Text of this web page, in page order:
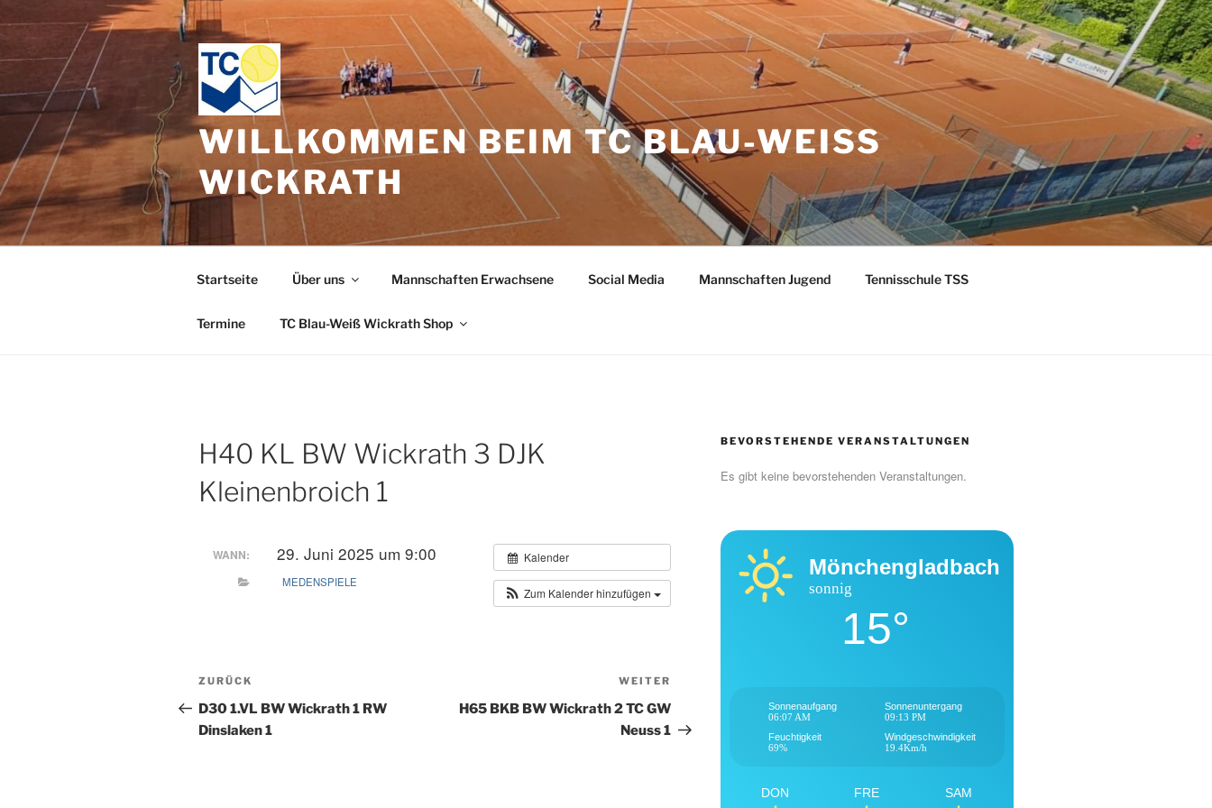
Inhalt
WILLKOMMEN BEIM TC BLAU-WEISS
WICKRATH
Startseite Über uns Mannschaften Erwachsene Social Media Mannschaften Jugend Tennisschule TSS
Termine TC Blau-Weiß Wickrath Shop
H40 KL BW Wickrath 3 DJK
Kleinenbroich 1
Kalender
Zum Kalender hinzufügen
WANN: 29. Juni 2025 um 9:00
MEDENSPIELE
Beitragsnavigation
Vorheriger
Beitrag
ZURÜCK
D30 1.VL BW Wickrath 1 RW
Dinslaken 1
Beitrag
WEITER
H65 BKB BW Wickrath 2 TC GW
Neuss 1
BEVORSTEHENDE VERANSTALTUNGEN
Es gibt keine bevorstehenden Veranstaltungen.
Mönchengladbach
sonnig
15°
Sonnenaufgang
06:07 AM
Sonnenuntergang
09:13 PM
Feuchtigkeit
69%
Windgeschwindigkeit
19.4Km/h
DON FRE SAM